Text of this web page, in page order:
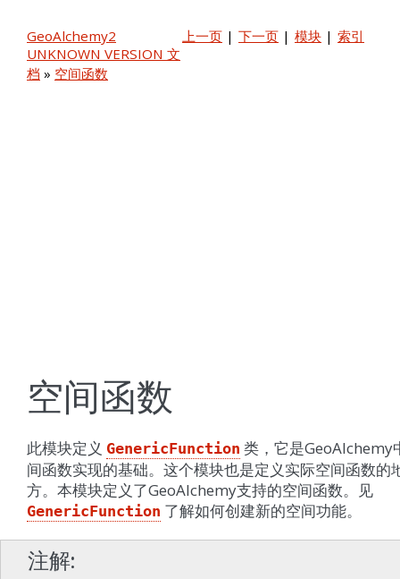
索引
模块 |
下一页 |
上一页 |
GeoAlchemy2
UNKNOWN VERSION 文
档 » 空间函数
空间函数
此模块定义 GenericFunction 类，它是GeoAlchemy
间函数实现的基础。这个模块也是定义实际空间函数的
方。本模块定义了GeoAlchemy支持的空间函数。见
GenericFunction 了解如何创建新的空间功能。
注解